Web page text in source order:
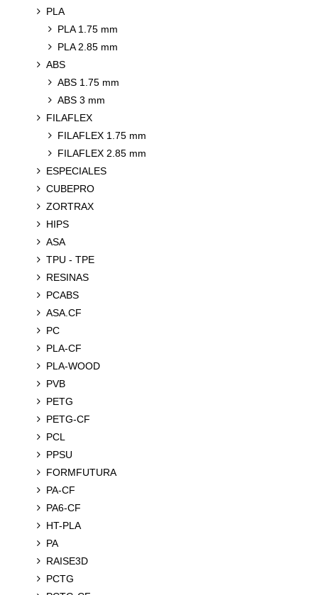
PLA
PLA 1.75 mm
PLA 2.85 mm
ABS
ABS 1.75 mm
ABS 3 mm
FILAFLEX
FILAFLEX 1.75 mm
FILAFLEX 2.85 mm
ESPECIALES
CUBEPRO
ZORTRAX
HIPS
ASA
TPU - TPE
RESINAS
PCABS
ASA.CF
PC
PLA-CF
PLA-WOOD
PVB
PETG
PETG-CF
PCL
PPSU
FORMFUTURA
PA-CF
PA6-CF
HT-PLA
PA
RAISE3D
PCTG